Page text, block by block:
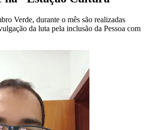
Verde, durante o mês são realizadas
da luta pela inclusão da Pessoa com